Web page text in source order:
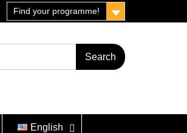
Find your programme!
English